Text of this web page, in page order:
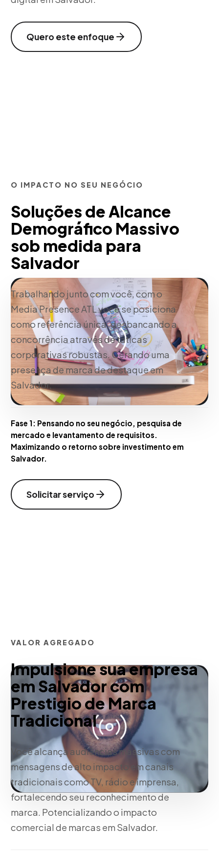
Quero este enfoque
O IMPACTO NO SEU NEGÓCIO
Soluções de Alcance
Demográfico Massivo
sob medida para
Salvador
Trabalhando junto com você, com o
Media Presence ATL você se posiciona
como referência única, desbancando a
concorrência através de táticas
corporativas robustas. Gerando uma
presença de marca de destaque em
Salvador.
Fase 1: Pensando no seu negócio, pesquisa de
mercado e levantamento de requisitos.
Maximizando o retorno sobre investimento em
Salvador.
Solicitar serviço
VALOR AGREGADO
Impulsione sua empresa
em Salvador com
Prestigio de Marca
Tradicional
Você alcança audiências massivas com
mensagens de alto impacto em canais
tradicionais como TV, rádio e imprensa,
fortalecendo seu reconhecimento de
marca. Potencializando o impacto
comercial de marcas em Salvador.